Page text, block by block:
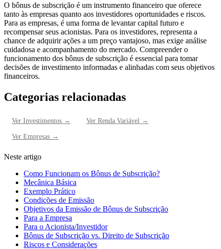
O bônus de subscrição é um instrumento financeiro que oferece
tanto às empresas quanto aos investidores oportunidades e riscos.
Para as empresas, é uma forma de levantar capital futuro e
recompensar seus acionistas. Para os investidores, representa a
chance de adquirir ações a um preço vantajoso, mas exige análise
cuidadosa e acompanhamento do mercado. Compreender o
funcionamento dos bônus de subscrição é essencial para tomar
decisões de investimento informadas e alinhadas com seus objetivos
financeiros.
Categorias relacionadas
Ver Investimentos → Ver Renda Variável →
Ver Empresas →
Neste artigo
Como Funcionam os Bônus de Subscrição?
Mecânica Básica
Exemplo Prático
Condições de Emissão
Objetivos da Emissão de Bônus de Subscrição
Para a Empresa
Para o Acionista/Investidor
Bônus de Subscrição vs. Direito de Subscrição
Riscos e Considerações